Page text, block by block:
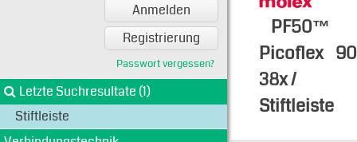
Anmelden
Registrierung
Passwort vergessen?
Letzte Suchresultate (1)
Stiftleiste
PF50™
Picoflex
38x /
Stiftleiste